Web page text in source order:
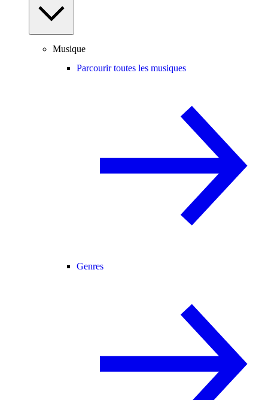
Musique
Parcourir toutes les musiques
Genres